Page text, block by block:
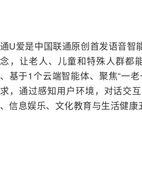
U爱是中国联通原创首发语音智
，让老人、儿童和特殊人群都
基于1个云端智能体、聚焦“一
，通过感知用户环境，对话交
信息娱乐、文化教育与生活健康